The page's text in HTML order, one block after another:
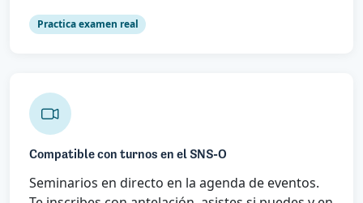
Practica examen real
Compatible con turnos en el SNS-O
Seminarios en directo en la agenda de eventos.